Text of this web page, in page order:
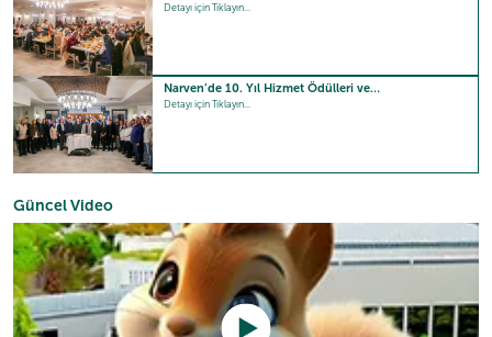
Detayı için Tıklayın...
Narven’de 10. Yıl Hizmet Ödülleri ve…
Detayı için Tıklayın...
Güncel Video